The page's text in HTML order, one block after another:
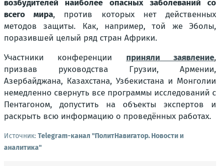
возбудителей наиболее опасных заболеваний со
всего мира, против которых нет действенных
методов защиты. Как, например, той же Эболы,
поразившей целый ряд стран Африки.
Участники конференции приняли заявление,
призвав руководства Грузии, Армении,
Азербайджана, Казахстана, Узбекистана и Монголии
немедленно свернуть все программы исследований с
Пентагоном, допустить на объекты экспертов и
раскрыть всю информацию о проведённых работах.
Источник: Telegram-канал "ПолитНавигатор. Новости и
аналитика"